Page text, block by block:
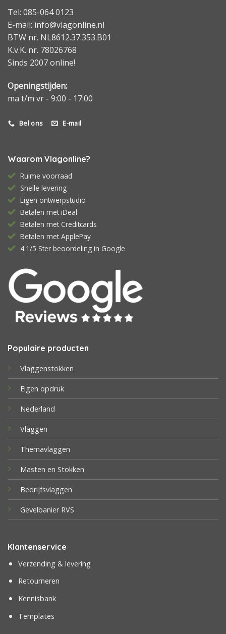
Tel: 085-064 0123
E-mail: info@vlagonline.nl
BTW nr. NL8612.37.353.B01
K.v.K. nr. 78026768
Sinds 2007 online!
Openingstijden:
ma t/m vr - 9:00 - 17:00
Bel ons E-mail
Waarom Vlagonline?
Ruime voorraad
Snelle levering
Eigen ontwerpstudio
Betalen met iDeal
Betalen met Creditcards
Betalen met ApplePay
4.1/5 Ster beoordeling in Google
Populaire producten
Vlaggenstokken
Eigen opdruk
Nederland
Vlaggen
Themavlaggen
Masten en Stokken
Bedrijfsvlaggen
Gevelbanier RVS
Klantenservice
Verzending & levering
Retourneren
Kennisbank
Templates